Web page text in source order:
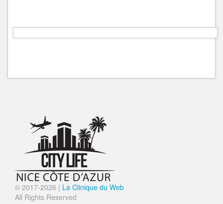
© 2017-2026 | La Clinique du Web
All Rights Reserved